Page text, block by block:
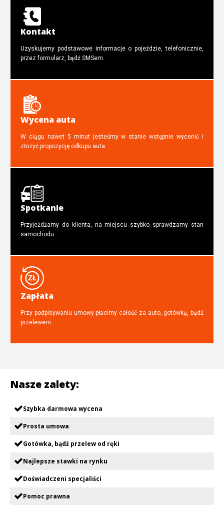
Kontakt
Uzyskujemy podstawowe informacje o pojeździe, telefonicznie,
przez formularz, bądź SMSem.
Wycena auta
W ciągu nawet 5 minut jesteśmy w stanie wstępnie wycenić i
złozyć propozycję odkupu auta.
Spotkanie
Przyjeżdżamy do klienta, na miejscu szybko sprawdzamy stan
samochodu.
Zapłata
Przy podpisywaniu umowy płacimy całość za auto, gotówką, bądź
przelewem.
Nasze zalety:
Szybka darmowa wycena
Prosta umowa
Gotówka, bądź przelew od ręki
Najlepsze stawki na rynku
Doświadczeni specjaliści
Pomoc prawna